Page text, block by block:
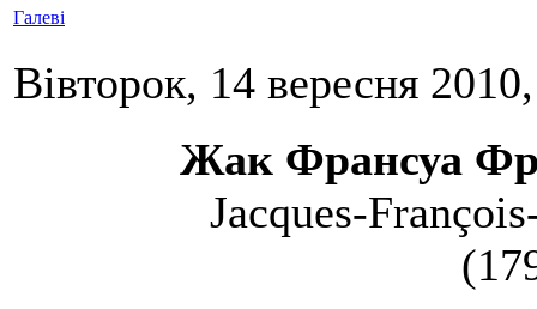
Галеві
Вівторок, 14 вересня
Жак Франсуа
Jacques-